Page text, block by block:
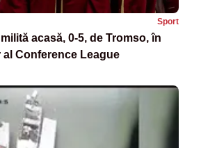
Sport
acasă, 0-5, de Tromso, în
Conference League